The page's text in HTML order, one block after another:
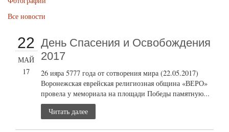
Все новости
22
МАЙ
17
День Спасения и Освобождения
2017
26 ияра 5777 года от сотворения мира (22.05.2017)
Воронежская еврейская религиозная община «ВЕРО»
провела у мемориала на площади Победы памятную...
Читать далее